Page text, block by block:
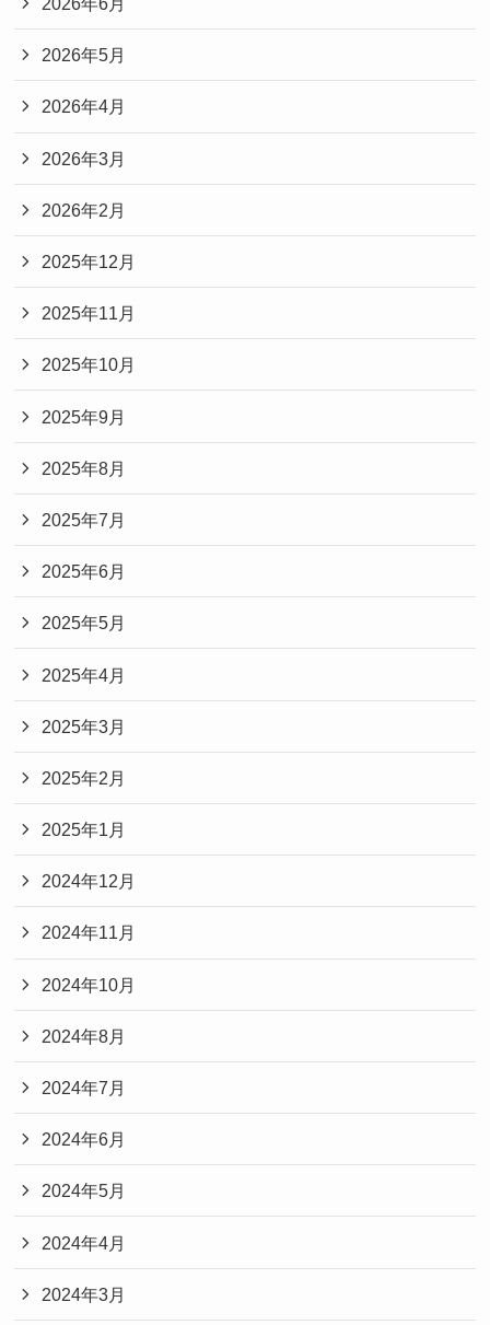
2026年5月
2026年4月
2026年3月
2026年2月
2025年12月
2025年11月
2025年10月
2025年9月
2025年8月
2025年7月
2025年6月
2025年5月
2025年4月
2025年3月
2025年2月
2025年1月
2024年12月
2024年11月
2024年10月
2024年8月
2024年7月
2024年6月
2024年5月
2024年4月
2024年3月